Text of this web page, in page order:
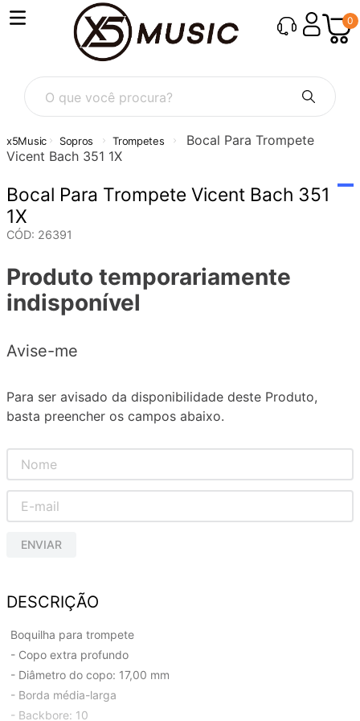
0
O que você procura?
Sopros Trompetes
Bocal Para Trompete
Vicent Bach 351 1X
Bocal Para Trompete Vicent Bach 351
1X
CÓD: 26391
Produto temporariamente
indisponível
Avise-me
Para ser avisado da disponibilidade deste Produto,
basta preencher os campos abaixo.
ENVIAR
DESCRIÇÃO
Boquilha para trompete
- Copo extra profundo
- Diâmetro do copo: 17,00 mm
- Borda média-larga
- Backbore: 10